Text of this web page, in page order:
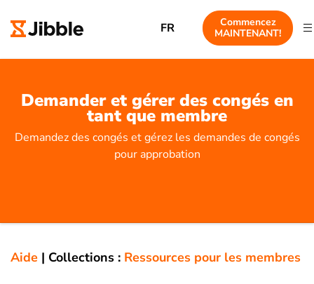
FR
Commencez
MAINTENANT!
Demander et gérer des congés en
tant que membre
Demandez des congés et gérez les demandes de congés
pour approbation
Aide | Collections : Ressources pour les membres